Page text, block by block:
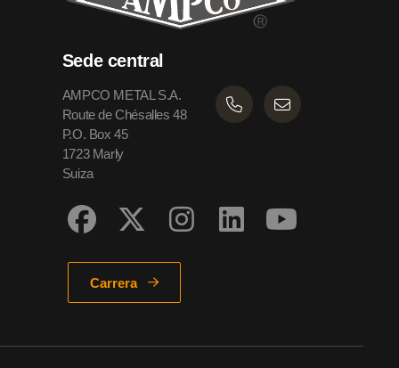
Sede central
AMPCO METAL S.A.
Route de Chésalles 48
P.O. Box 45
1723 Marly
Suiza
Carrera